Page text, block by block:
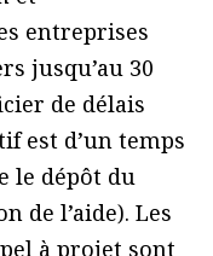
entreprises
jusqu’au 30
de délais
est d’un temps
le dépôt du
de l’aide). Les
à projet sont